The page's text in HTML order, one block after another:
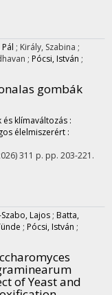
; Király, Szabina ;
; Pócsi, István ;
gombák
klímaváltozás :
élelmiszerért :
311 p. pp. 203-221.
Lajos ; Batta,
; Pócsi, István ;
of Yeast and